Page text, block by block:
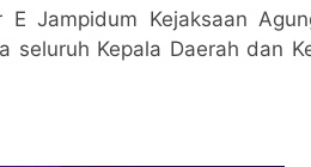
Jampidum Kejaksaan
seluruh Kepala Daerah dan